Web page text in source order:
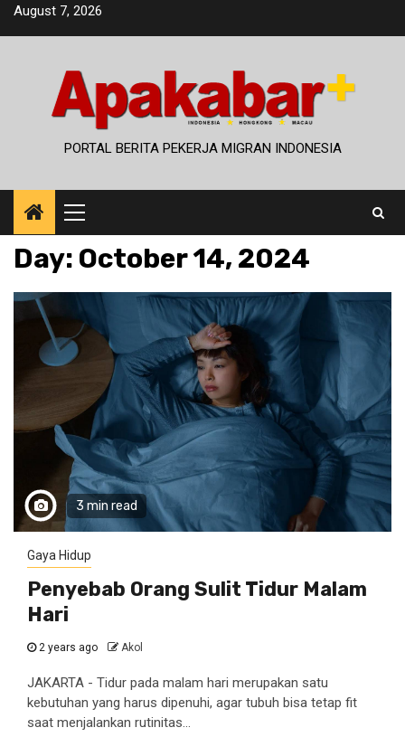
SkipAugust 7, 2026
PORTAL BERITA PEKERJA MIGRAN INDONESIA
Primary
Menu
Day: October 14, 2024
3 min read
Gaya Hidup
Penyebab Orang Sulit Tidur Malam
Hari
2 years ago Akol
JAKARTA - Tidur pada malam hari merupakan satu
kebutuhan yang harus dipenuhi, agar tubuh bisa tetap fit
saat menjalankan rutinitas...